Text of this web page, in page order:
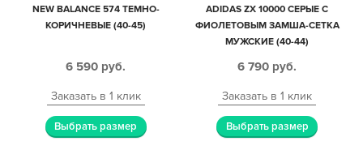
NEW BALANCE 574 ТЕМНО-
КОРИЧНЕВЫЕ (40-45)
6 590 руб.
Заказать в 1 клик
Выбрать размер
ADIDAS ZX 10000 СЕРЫЕ С
ФИОЛЕТОВЫМ ЗАМША-СЕТКА
МУЖСКИЕ (40-44)
6 790 руб.
Заказать в 1 клик
Выбрать размер